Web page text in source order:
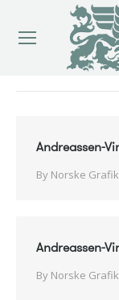
Andreassen-
By Norske
Andreassen-
By Norske